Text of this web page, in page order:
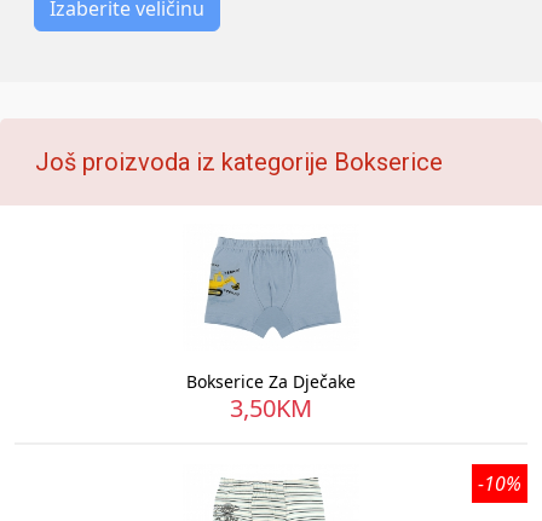
Izaberite veličinu
Još proizvoda iz kategorije Bokserice
Bokserice Za Dječake
3,50KM
-10%